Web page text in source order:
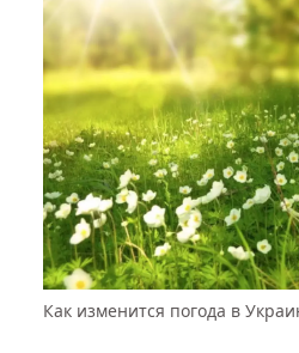
Как изменится погода в